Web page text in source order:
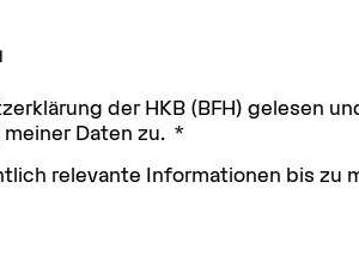
der HKB (BFH) gelesen
Daten zu.
relevante Informationen bis zu